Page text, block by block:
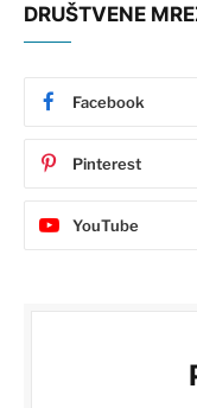
DRUŠTVENE
Facebook
Pinterest
YouTube